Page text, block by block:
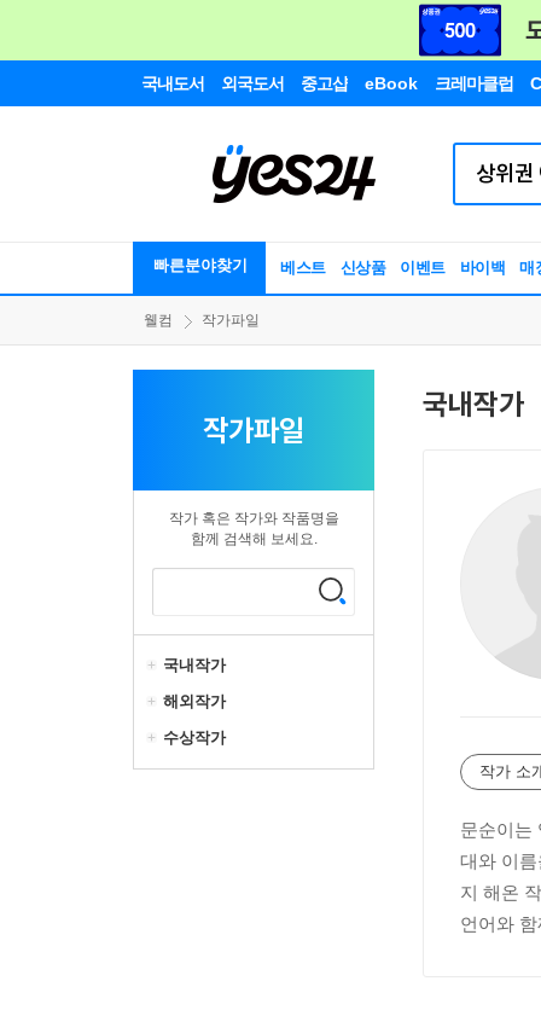
국내도서 외국도서 중고샵 eBook 크레마클럽
빠른분야찾기 베스트 신상품 이벤트 바이백 매
웰컴 작가파일
작가파일
작가 혹은 작가와 작품명을
함께 검색해 보세요.
국내작가
해외작가
수상작가
국내작가
작가 소
문순이는
대와 이
지 해온
언어와